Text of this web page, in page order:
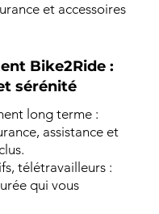
et accessoires
Bike2Ride :
sérénité
long terme :
assistance et
télétravailleurs :
qui vous